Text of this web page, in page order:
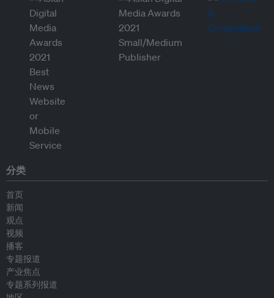
分类
首页
新闻
观点
视频
播客
专题报道
产业焦点
专题系列报道